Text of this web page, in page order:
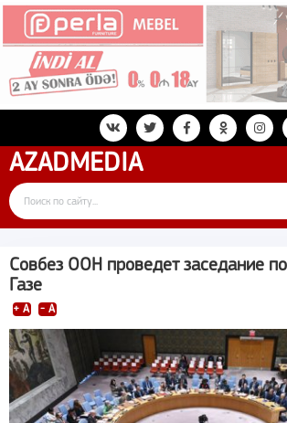
AZADMEDIA
Совбез ООН проведет заседание
Газе
+ A - A